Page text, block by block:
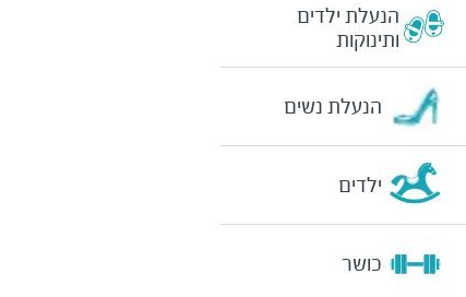
הנעלת ילדים
ותינוקות
הנעלת נשים
ילדים
כושר